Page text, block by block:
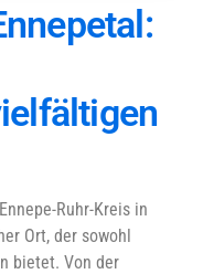
Ruhr-Kreis in
Ort, der sowohl
bietet. Von der